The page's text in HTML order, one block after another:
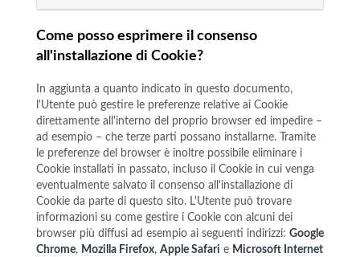
Come posso esprimere il consenso
all'installazione di Cookie?
In aggiunta a quanto indicato in questo documento,
l'Utente può gestire le preferenze relative ai Cookie
direttamente all'interno del proprio browser ed impedire –
ad esempio – che terze parti possano installarne. Tramite
le preferenze del browser è inoltre possibile eliminare i
Cookie installati in passato, incluso il Cookie in cui venga
eventualmente salvato il consenso all'installazione di
Cookie da parte di questo sito. L'Utente può trovare
informazioni su come gestire i Cookie con alcuni dei
browser più diffusi ad esempio ai seguenti indirizzi: Google
Chrome, Mozilla Firefox, Apple Safari e Microsoft Internet